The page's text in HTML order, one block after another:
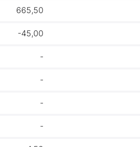
665,50
-45,00
-
-
-
-